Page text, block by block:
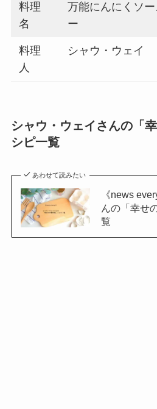
料理
名
万能にんにくソ
ー
料理
人
シャウ・ウェイ
シャウ・ウェイさんの「
シピ一覧
あわせて読みたい
《news
んの「幸せ
覧